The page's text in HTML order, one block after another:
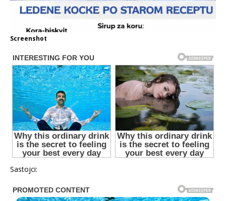
Screenshot
Sastojci: